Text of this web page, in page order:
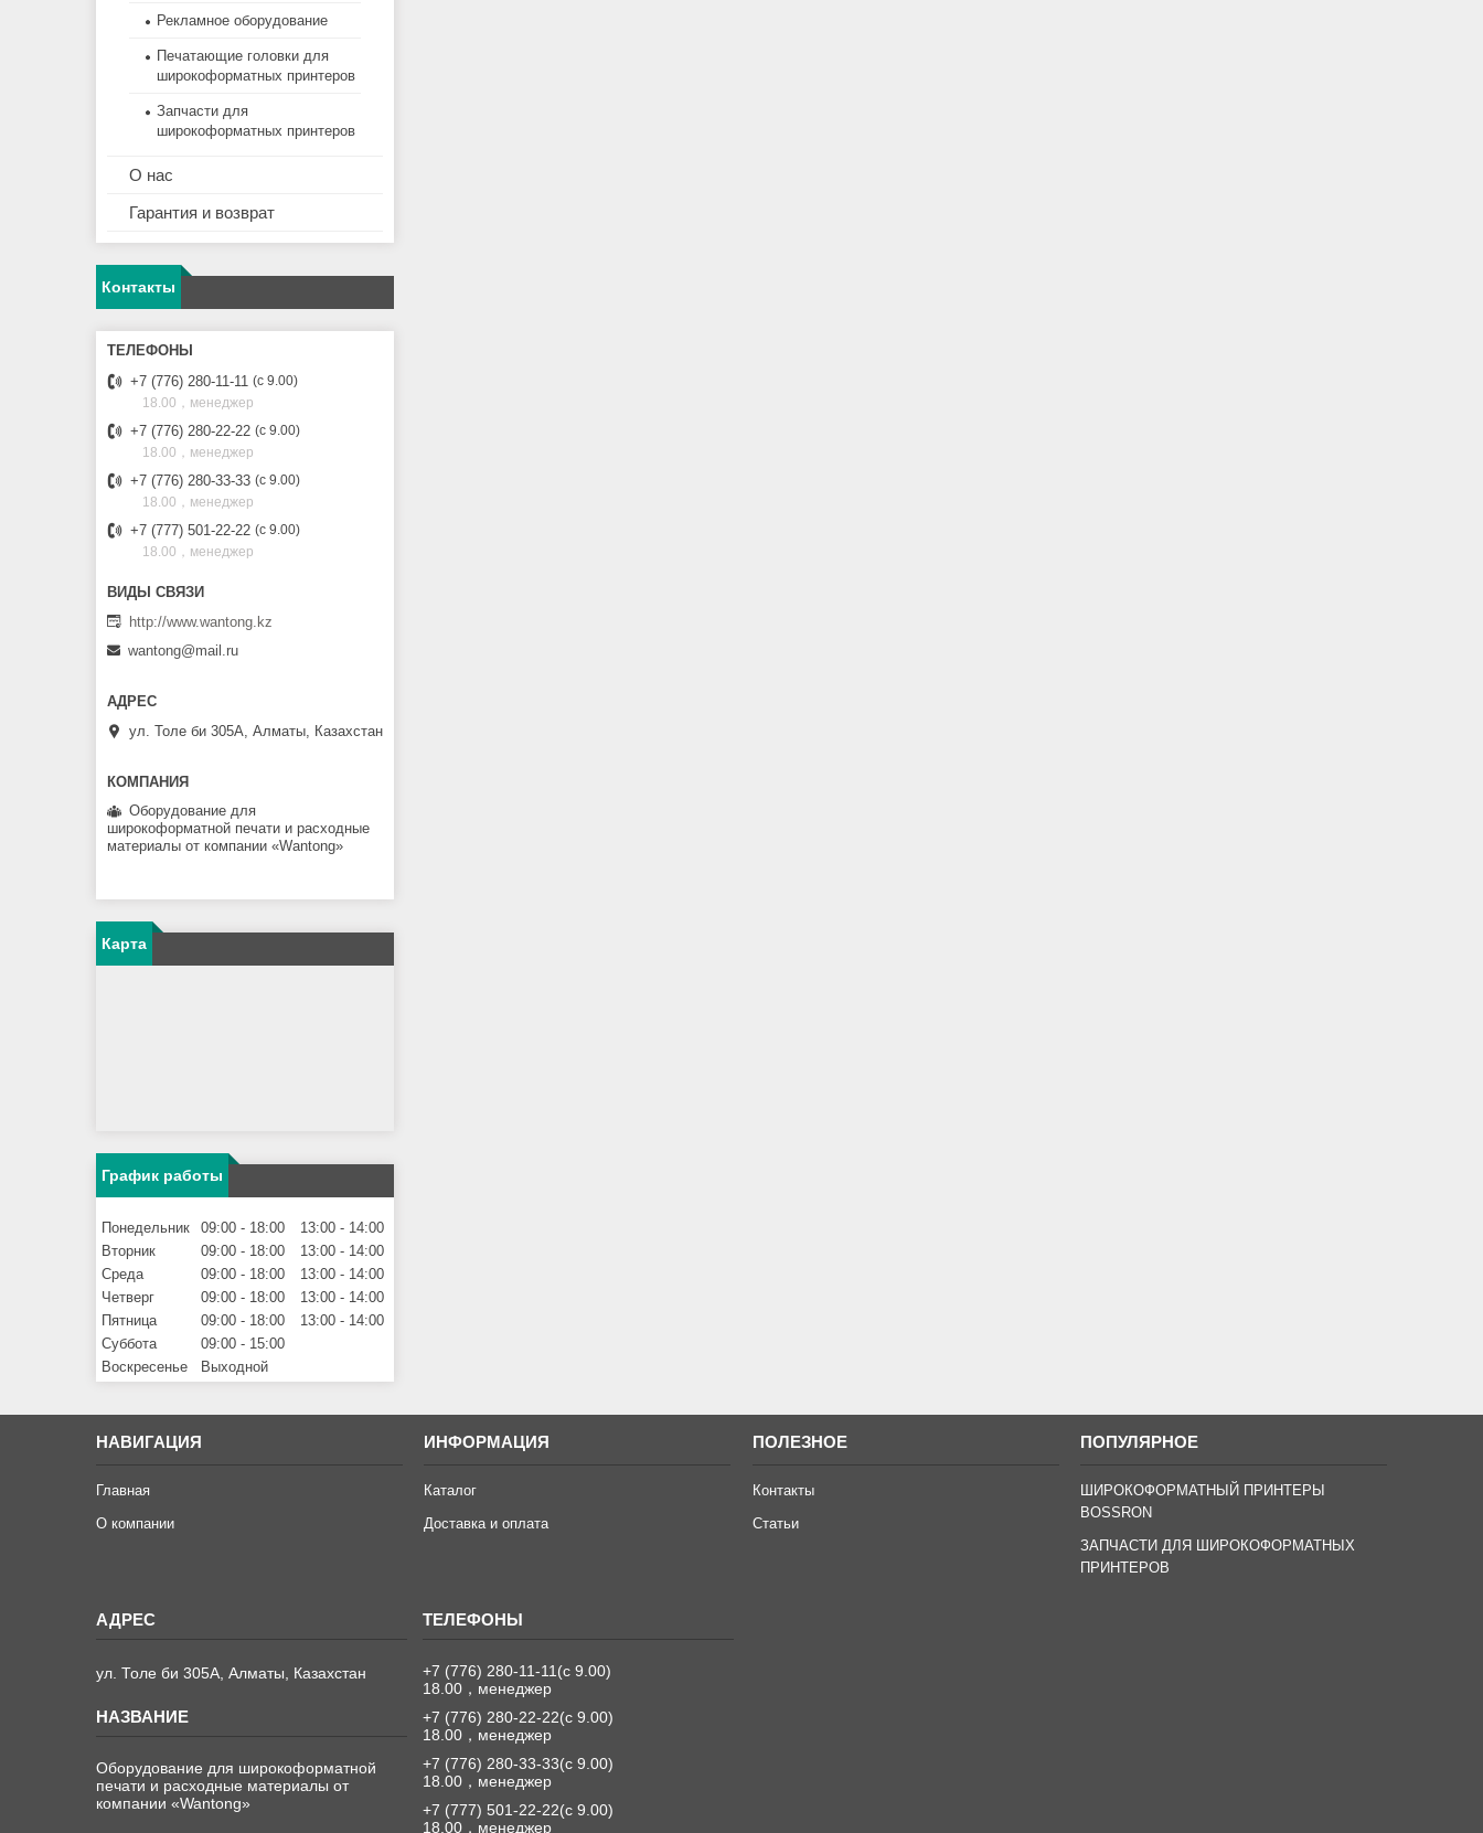
Рекламное оборудование
Печатающие головки для
широкоформатных принтеров
Запчасти для
широкоформатных принтеров
О нас
Гарантия и возврат
Контакты
+7 (776) 280-11-11 с 9.00
18.00，менеджер
+7 (776) 280-22-22 с 9.00
18.00，менеджер
+7 (776) 280-33-33 с 9.00
18.00，менеджер
+7 (777) 501-22-22 с 9.00
18.00，менеджер
http://www.wantong.kz
wantong@mail.ru
ул. Толе би 305А, Алматы, Казахстан
Оборудование для
широкоформатной печати и расходные
материалы от компании «Wantong»
Карта
График работы
Понедельник 09:00 18:00 13:00
14:00
Вторник
09:00 18:00 13:00
14:00
Среда
09:00 18:00 13:00
14:00
Четверг
09:00 18:00 13:00
14:00
Пятница
09:00 18:00 13:00
14:00
Суббота
09:00
15:00
Воскресенье
Выходной
НАВИГАЦИЯ
Главная
О компании
ИНФОРМАЦИЯ
Каталог
Доставка и оплата
ПОЛЕЗНОЕ
Контакты
Статьи
ПОПУЛЯРНОЕ
ШИРОКОФОРМАТНЫЙ ПРИНТЕРЫ
BOSSRON
ЗАПЧАСТИ ДЛЯ ШИРОКОФОРМАТНЫХ
ПРИНТЕРОВ
ул. Толе би 305А, Алматы, Казахстан
Оборудование для широкоформатной
печати и расходные материалы от
компании «Wantong»
+7 (776) 280-11-11 с 9.00
18.00，менеджер
+7 (776) 280-22-22 с 9.00
18.00，менеджер
+7 (776) 280-33-33 с 9.00
18.00，менеджер
+7 (777) 501-22-22 с 9.00
18.00，менеджер